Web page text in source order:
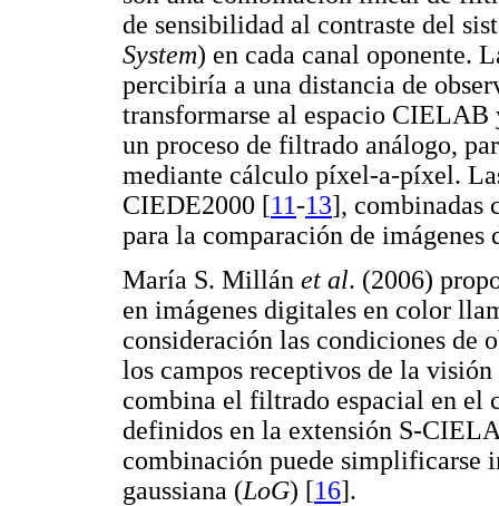
de sensibilidad al contraste del
System) en cada canal oponente.
percibiría a una distancia de
transformarse al espacio CIELAB
un proceso de filtrado análogo,
mediante cálculo píxel-a-píxel.
CIEDE2000 [11-13], combinadas
para la comparación de imágenes
María S. Millán et al. (2006)
en imágenes digitales en color
consideración las condiciones de
los campos receptivos de la
combina el filtrado espacial en el
definidos en la extensión S-
combinación puede simplificarse
gaussiana (LoG) [16].